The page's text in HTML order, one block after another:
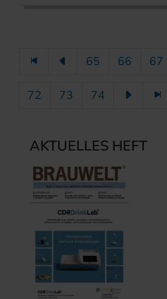
65 66 67
72 73 74
AKTUELLES HEFT